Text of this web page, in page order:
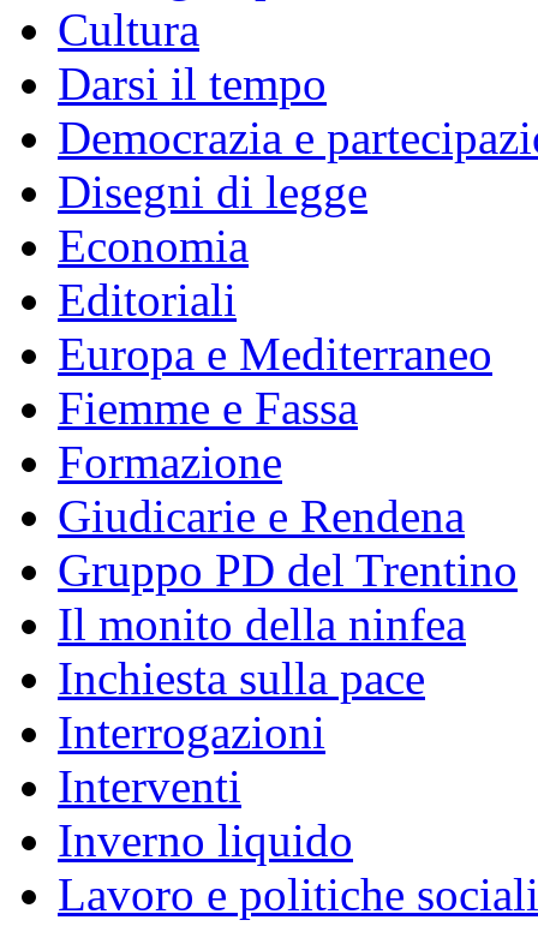
Cultura
Darsi il tempo
Democrazia e
Disegni di legge
Economia
Editoriali
Europa e Mediterraneo
Fiemme e Fassa
Formazione
Giudicarie e Rendena
Gruppo PD del Trentino
Il monito della ninfea
Inchiesta sulla pace
Interrogazioni
Interventi
Inverno liquido
Lavoro e politiche sociali